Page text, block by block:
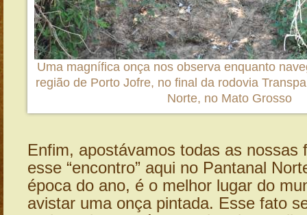
Uma magnífica onça nos observa enquanto
região de Porto Jofre, no final da rodovia
Norte, no Mato Grosso
Enfim, apostávamos todas as nossas
esse “encontro” aqui no Pantanal
época do ano, é o melhor lugar do
avistar uma onça pintada. Esse fato